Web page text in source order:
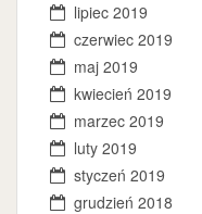
lipiec 2019
czerwiec 2019
maj 2019
kwiecień 2019
marzec 2019
luty 2019
styczeń 2019
grudzień 2018